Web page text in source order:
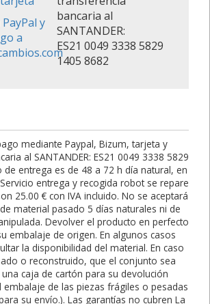
y
a
bancaria al
SANTANDER:
ES21 0049 3338 5829
1405 8682
mediante Paypal, Bizum, tarjeta y
al SANTANDER: ES21 0049 3338 5829
de entrega es de 48 a 72 h día natural, en
entrega y recogida robot se repare
25.00 € con IVA incluido. No se aceptará
material pasado 5 días naturales ni de
Devolver el producto en perfecto
embalaje de origen. En algunos casos
la disponibilidad del material. En caso
o reconstruido, que el conjunto sea
caja de cartón para su devolución
embalaje de las piezas frágiles o pesadas
su envío.). Las garantías no cubren La